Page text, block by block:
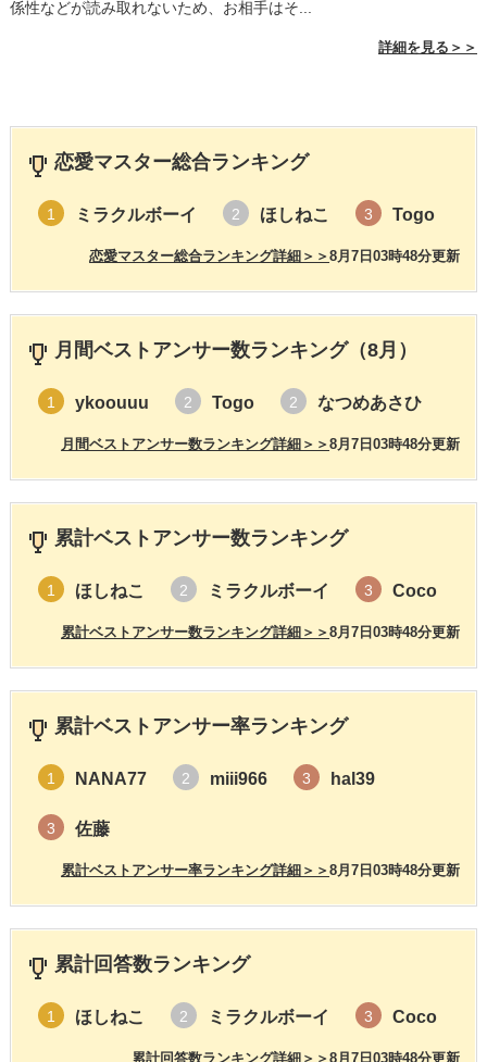
係性などが読み取れないため、お相手はそ...
詳細を見る＞＞
恋愛マスター総合ランキング
1 ミラクルボーイ 2 ほしねこ 3 Togo
8月7日03時48分更新
恋愛マスター総合ランキング詳細＞＞
月間ベストアンサー数ランキング（8月）
1 ykoouuu 2 Togo 2 なつめあさひ
8月7日03時48分更新
月間ベストアンサー数ランキング詳細＞＞
累計ベストアンサー数ランキング
1 ほしねこ 2 ミラクルボーイ 3 Coco
8月7日03時48分更新
累計ベストアンサー数ランキング詳細＞＞
累計ベストアンサー率ランキング
1 NANA77 2 miii966 3 hal39
3 佐藤
8月7日03時48分更新
累計ベストアンサー率ランキング詳細＞＞
累計回答数ランキング
1 ほしねこ 2 ミラクルボーイ 3 Coco
8月7日03時48分更新
累計回答数ランキング詳細＞＞